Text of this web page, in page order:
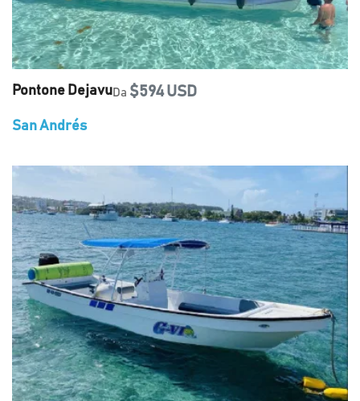
Pontone DejavuDa $594 USD
San Andrés